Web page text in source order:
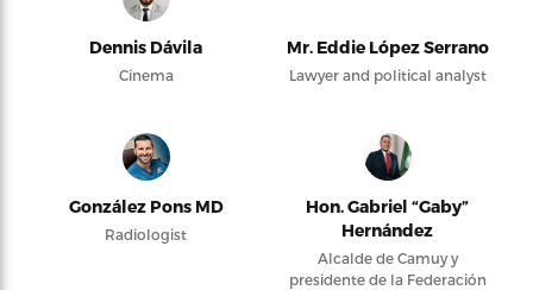
Dennis Dávila
Cinema
Mr. Eddie López Serrano
Lawyer and political analyst
González Pons MD
Radiologist
Hon. Gabriel “Gaby”
Hernández
Alcalde de Camuy y
presidente de la Federación